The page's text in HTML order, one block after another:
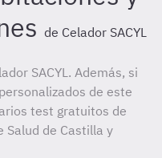
de Celador SACYL
SACYL. Además, si
de este
test gratuitos de
Salud de Castilla y